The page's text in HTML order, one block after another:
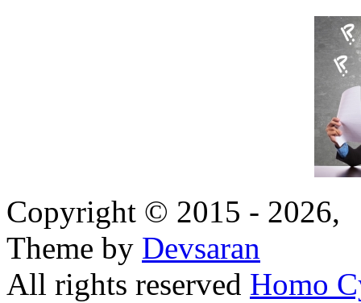
Copyright © 2015 - 2026,
Theme by Devsaran
All rights reserved Homo